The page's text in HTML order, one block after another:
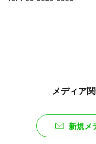
メディア
新規メ